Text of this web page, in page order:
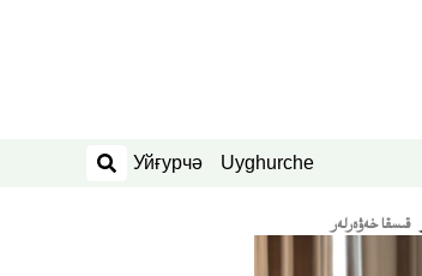
Uyghurche
Уйғурчә
ئىزدەش
قىسقا خەۋەرلەر